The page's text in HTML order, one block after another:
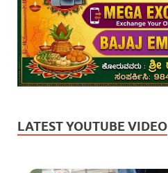
LATEST YOUTUBE VIDEO